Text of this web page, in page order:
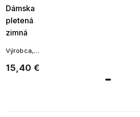
Dámska
pletená
zimná
WROBI s
lesklou niťou
15,40 €
Výrobca,
výrobky sa